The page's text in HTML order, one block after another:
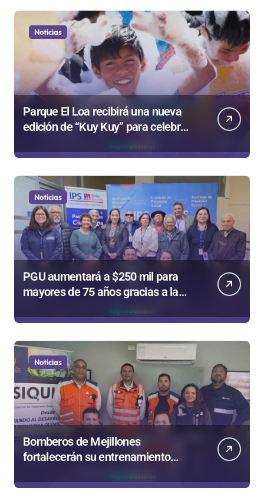
Noticias
Parque El Loa recibirá una nueva
edición de “Kuy Kuy” para celebrar
Noticias
PGU aumentará a $250 mil para
mayores de 75 años gracias a la
Noticias
Bomberos de Mejillones
fortalecerán su entrenamiento
complejas